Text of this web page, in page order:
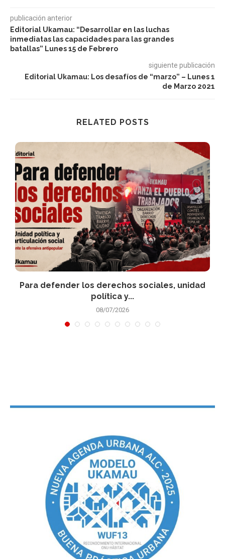
publicación anterior
Editorial Ukamau: “Desarrollar en las luchas
inmediatas las capacidades para las grandes
batallas” Lunes 15 de Febrero
siguiente publicación
Editorial Ukamau: Los desafíos de “marzo” – Lunes 1
de Marzo 2021
RELATED POSTS
Para defender los derechos sociales, unidad
política y...
08/07/2026